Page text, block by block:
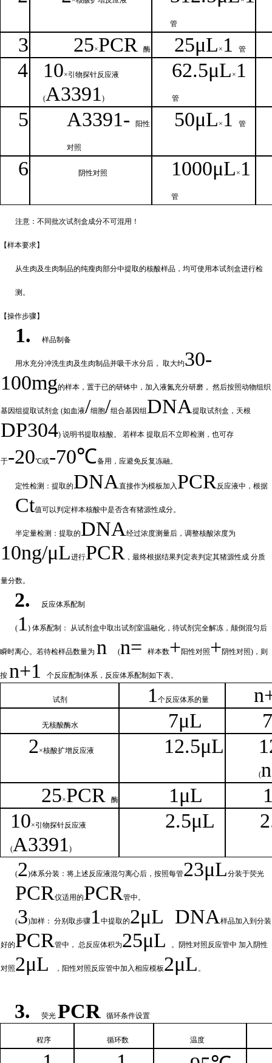
管
3 25×PCR 酶 25μL × 1 管
4 10×引物探针反应液
(A3391)
62.5μL × 1
管
5 A3391- 阳性
对照
50μL × 1管
6 阴性对照 1000μL × 1
管
注意：不同批次试剂盒成分不可混用！
【样本要求】
从生肉及生肉制品的纯瘦肉部分中提取的核酸样品，均可使用本试剂盒进行检
测。
【操作步骤】
1. 样品制备
用水充分冲洗生肉及生肉制品并吸干水分后， 取大约30-
100mg的样本，置于已的研钵中，加入液氮充分研磨， 然后按照动物组织
基因组提取试剂盒 (如血液/细胞/组合基因组 DNA提取试剂盒，天根
DP304) 说明书提取核酸。 若样本 提取后不立即检测，也可存
于-20℃或-70℃备用，应避免反复冻融。
定性检测：提取的DNA直接作为模板加入 PCR反应液中，根据
Ct值可以判定样本核酸中是否含有猪源性成分。
半定量检测：提取的DNA经过浓度测量后，调整核酸浓度为
10ng/μL进行PCR，最终根据结果判定表判定其猪源性成 分质
量分数。
2. 反应体系配制
(1 ) 体系配制： 从试剂盒中取出试剂室温融化，待试剂完全解冻，颠倒混匀后
瞬时离心。若待检样品数量为 n(n=样本数+阳性对照+阴性对照)，则
按n+1个反应配制体系，反应体系配制如下表。
试剂 1 个反应体系的量
无核酸酶水 7μL
2×核酸扩增反应液 12.5μL
(
25×PCR 酶 1μL
10×引物探针反应液
(A3391)
2.5μL 2
(2)体系分装：将上述反应液混匀离心后，按照每管23μL分装于荧光
PCR仪适用的PCR管中。
(3)加样： 分别取步骤1 中提取的2μL DNA样品加入到分装
好的PCR管中， 总反应体积为25μL 。阴性对照反应管中 加入阴性
对照2μL ，阳性对照反应管中加入相应模板2μL 。
3. 荧光 PCR 循环条件设置
程序 循环数 温度